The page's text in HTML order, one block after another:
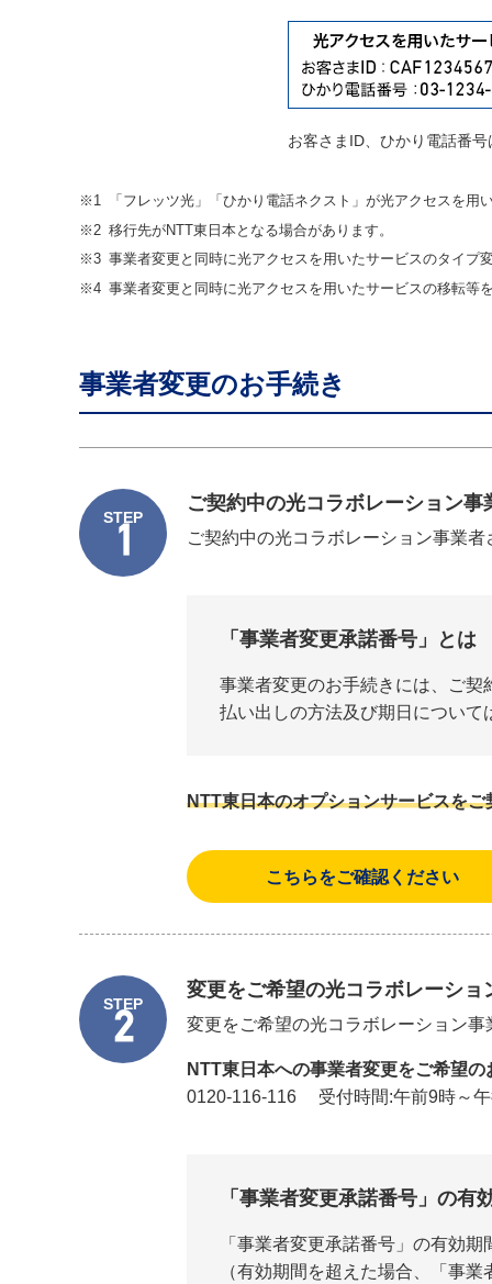
お客さまID、ひかり電話番号
※1
「フレッツ光」「ひかり電話ネクスト」が光アクセスを用
※2 移行先がNTT東日本となる場合があります。
※3 事業者変更と同時に光アクセスを用いたサービスのタイプ
※4 事業者変更と同時に光アクセスを用いたサービスの移転等
事業者変更のお手続き
STEP
1
ご契約中の光コラボレーション
ご契約中の光コラボレーション事業
「事業者変更承諾番号」とは
事業者変更のお手続きには、ご契
払い出しの方法及び期日について
NTT東日本のオプションサービスをご
こちらをご確認ください
STEP
2
変更をご希望の光コラボレーシ
変更をご希望の光コラボレーション
NTT東日本への事業者変更をご希望
0120-116-116 受付時間:午前9時～午
「事業者変更承諾番号」の有
「事業者変更承諾番号」の有効
（有効期間を超えた場合、「事